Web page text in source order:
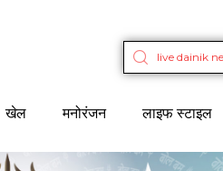
खेल मनोरंजन लाइफ स्टाइल